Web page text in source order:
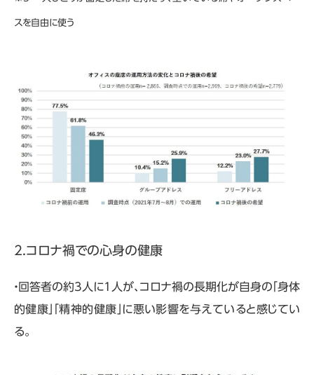
スを自由に使う
2.コロナ禍での心身の健康
・回答者の約3人に1人が、コロナ禍の長期化が自身の「身体
的健康」「精神的健康」に悪い影響を与えていると感じてい
る。